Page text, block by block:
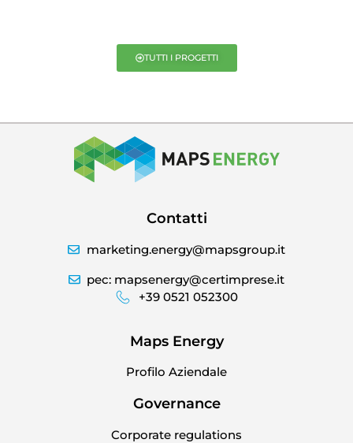
TUTTI I PROGETTI
Contatti
marketing.energy@mapsgroup.it
pec: mapsenergy@certimprese.it
+39 0521 052300
Maps Energy
Profilo Aziendale
Governance
Corporate regulations